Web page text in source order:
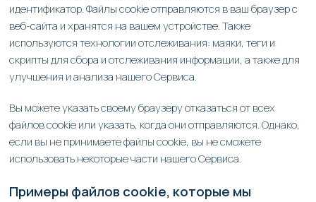
идентификатор. Файлы cookie отправляются в ваш браузер с
веб-сайта и хранятся на вашем устройстве. Также
используются технологии отслеживания: маяки, теги и
скрипты для сбора и отслеживания информации, а также для
улучшения и анализа нашего Сервиса.
Вы можете указать своему браузеру отказаться от всех
файлов cookie или указать, когда они отправляются. Однако,
если вы не принимаете файлы cookie, вы не сможете
использовать некоторые части нашего Сервиса.
Примеры файлов cookie, которые мы